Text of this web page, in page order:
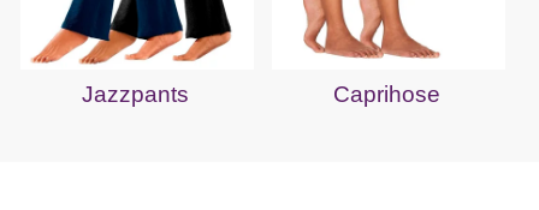
Jazzpants Caprihose